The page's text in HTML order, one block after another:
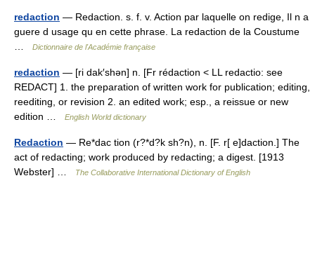
redaction — Redaction. s. f. v. Action par laquelle on redige, Il n a
guere d usage qu en cette phrase. La redaction de la Coustume
Dictionnaire de l'Académie française
redaction — [ri dak′shən] n. [Fr rédaction < LL redactio: see
REDACT] 1. the preparation of written work for publication; editing,
reediting, or revision 2. an edited work; esp., a reissue or new
edition …
English World dictionary
Redaction — Re*dac tion (r?*d?k sh?n), n. [F. r[ e]daction.] The
act of redacting; work produced by redacting; a digest. [1913
Webster] …
The Collaborative International Dictionary of English